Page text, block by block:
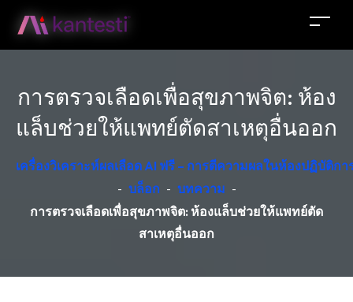
การตรวจเลือดเพื่อสุขภาพจิต: ห้อง
แล็บช่วยให้แพทย์ตัดสาเหตุอื่นออก
เครื่องวิเคราะห์ผลเลือด AI ฟรี – การตีความผลในห้องปฏิบัติก
- บล็อก - บทความ -
การตรวจเลือดเพื่อสุขภาพจิต: ห้องแล็บช่วยให้แพทย์ตัด
สาเหตุอื่นออก